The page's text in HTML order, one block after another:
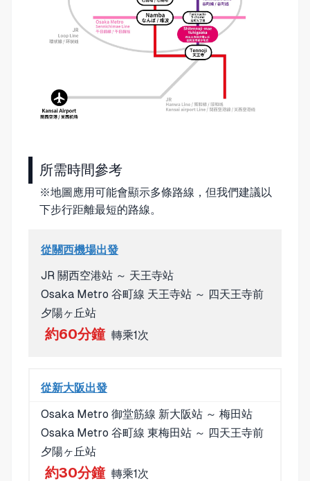
所需時間參考
※地圖應用可能會顯示多條路線，但我們建議以
下步行距離最短的路線。
從關西機場出發
JR 關西空港站 ～ 天王寺站
Osaka Metro 谷町線 天王寺站 ～ 四天王寺前
夕陽ヶ丘站
約60分鐘 轉乘1次
從新大阪出發
Osaka Metro 御堂筋線 新大阪站 ～ 梅田站
Osaka Metro 谷町線 東梅田站 ～ 四天王寺前
夕陽ヶ丘站
約30分鐘 轉乘1次